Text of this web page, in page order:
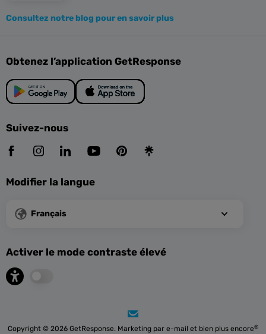
Consultez notre blog pour en savoir plus
Obtenez l’application GetResponse
Suivez-nous
Modifier la langue
Français
Activer le mode contraste élevé
Copyright © 2026 GetResponse. Marketing par e-mail et bien plus encore®